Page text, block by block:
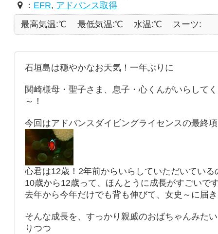
： EFR, アドバンス取得
最高気温:℃
最低気温:℃ 水温:℃ スーツ:
石垣島は穏やかなお天気！一年ぶりに
関崎様母・聖子さま、息子・心くんがいらして
～！
今回はアドバンスダイビングライセンスの最終
心君は12歳！2年前からいらしていただいている
10歳から12歳って、ほんとうに成長がすごいで
去年から今年だけでも背も伸びて、女史～に届
そんな成長を、すっかり親戚のおばちゃんみた
りつつ